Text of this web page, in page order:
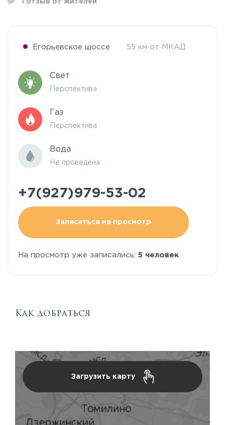
отзыв от жителей
Егорьевское шоссе 55 км от МКАД
Свет
Перспектива
Газ
Перспектива
Вода
Не проведена
+7(927)979-53-02
Записаться на просмотр
На просмотр уже записались: 5 человек
Как добраться
Загрузить карту